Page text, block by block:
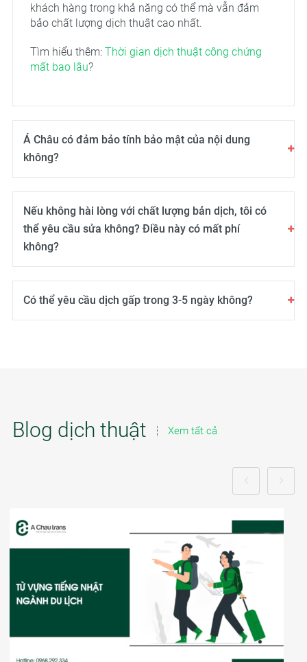
khách hàng trong khả năng có thể mà vẫn đảm
bảo chất lượng dịch thuật cao nhất.
Tìm hiểu thêm: Thời gian dịch thuật công chứng
mất bao lâu?
Á Châu có đảm bảo tính bảo mật của nội dung
không?
Nếu không hài lòng với chất lượng bản dịch, tôi có
thể yêu cầu sửa không? Điều này có mất phí
không?
Có thể yêu cầu dịch gấp trong 3-5 ngày không?
Blog dịch thuật Xem tất cả